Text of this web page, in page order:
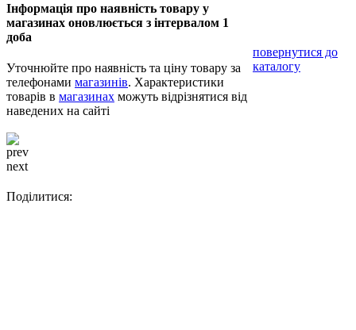
Інформація про наявність товару у
магазинах оновлюється з інтервалом 1
доба
Уточнюйте про наявність та ціну товару за
телефонами магазинів. Характеристики
товарів в магазинах можуть відрізнятися від
наведених на сайті
повернутися до
каталогу
prev
next
Поділитися: